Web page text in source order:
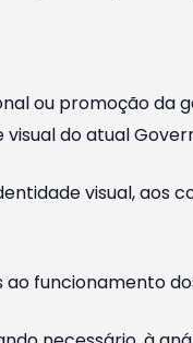
ou promoção da
do atual
visual, aos
funcionamento